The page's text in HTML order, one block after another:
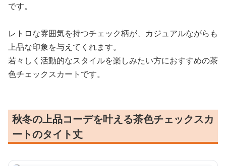
です。
レトロな雰囲気を持つチェック柄が、カジュアルながらも
上品な印象を与えてくれます。
若々しく活動的なスタイルを楽しみたい方におすすめの茶
色チェックスカートです。
秋冬の上品コーデを叶える茶色チェックスカ
ートのタイト丈